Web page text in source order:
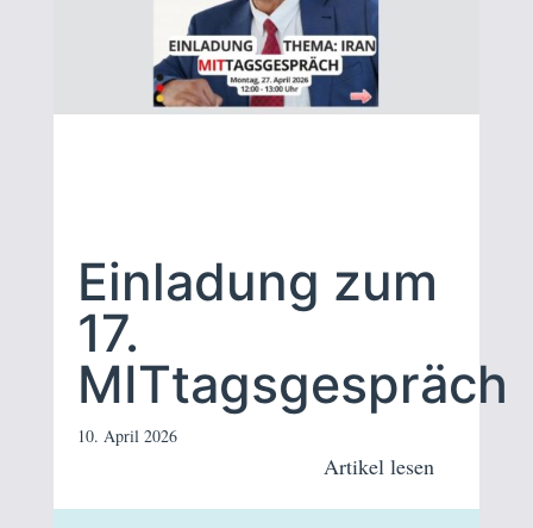
Einladung zum
17.
MITtagsgespräch
10. April 2026
Artikel lesen